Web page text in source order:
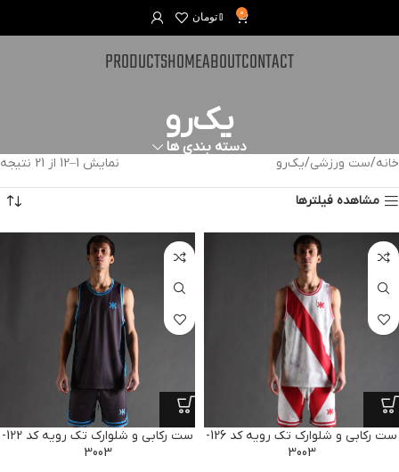
0
0 تومان
CONTACT
ABOUT
HOME
PRODUCTS
یک‌رو
دسته بندی ها
خانه ست ورزشی یک‌رو نمایش 1–12 از 21 نتیجه
مشاهده فیلترها
ست رکابی و شلوارک تک رویه کد 126-
3003
ست رکابی و شلوارک تک رویه کد 122-
3003